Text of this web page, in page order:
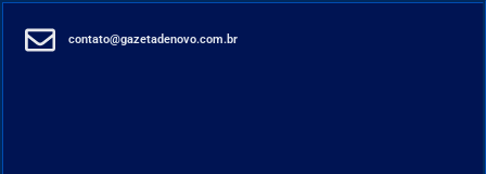
contato@gazetadenovo.com.br